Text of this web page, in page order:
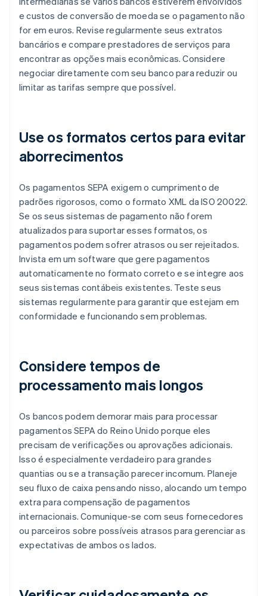
e custos de conversão de moeda se o pagamento não
for em euros. Revise regularmente seus extratos
bancários e compare prestadores de serviços para
encontrar as opções mais econômicas. Considere
negociar diretamente com seu banco para reduzir ou
limitar as tarifas sempre que possível.
Use os formatos certos para evitar
aborrecimentos
Os pagamentos SEPA exigem o cumprimento de
padrões rigorosos, como o formato XML da ISO 20022.
Se os seus sistemas de pagamento não forem
atualizados para suportar esses formatos, os
pagamentos podem sofrer atrasos ou ser rejeitados.
Invista em um software que gere pagamentos
automaticamente no formato correto e se integre aos
seus sistemas contábeis existentes. Teste seus
sistemas regularmente para garantir que estejam em
conformidade e funcionando sem problemas.
Considere tempos de
processamento mais longos
Os bancos podem demorar mais para processar
pagamentos SEPA do Reino Unido porque eles
precisam de verificações ou aprovações adicionais.
Isso é especialmente verdadeiro para grandes
quantias ou se a transação parecer incomum. Planeje
seu fluxo de caixa pensando nisso, alocando um tempo
extra para compensação de pagamentos
internacionais. Comunique-se com seus fornecedores
ou parceiros sobre possíveis atrasos para gerenciar as
expectativas de ambos os lados.